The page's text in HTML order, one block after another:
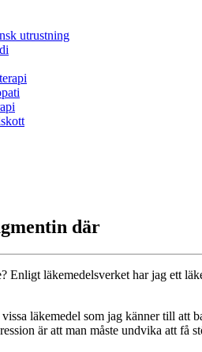
utrustning
där
Enligt läkemedelsverket har jag ett
läkemedel som jag känner till att
är att man måste undvika att